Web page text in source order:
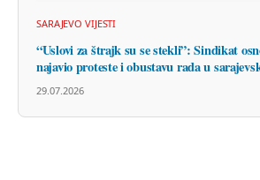
SARAJEVO VIJESTI
“Uslovi za štrajk su se stekli”: Sindikat
najavio proteste i obustavu rada u
29.07.2026